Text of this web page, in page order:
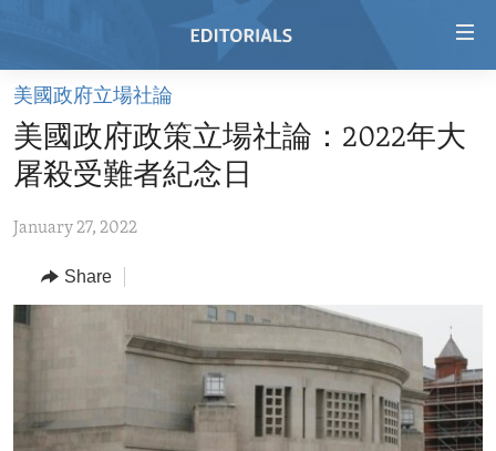
Skip
main
content
to
Navigation
Skip
HOME
VIDEO
REGIONS
AFRICA
MIDDLE EAST
TOPICS
SECURITY AND DEFENSE
AID AND DEVELOPMENT
DEMOCRACY AND GOVERNANCE
ARCHIVE
FOLLOW US
美國政府立場社論
美國政府政策立場社論：2022年大
屠殺受難者紀念日
January 27, 2022
Share